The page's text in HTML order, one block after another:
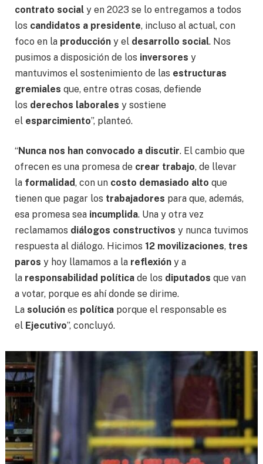
contrato social y en 2023 se lo entregamos a todos
los candidatos a presidente, incluso al actual, con
foco en la producción y el desarrollo social. Nos
pusimos a disposición de los inversores y
mantuvimos el sostenimiento de las estructuras
gremiales que, entre otras cosas, defiende
los derechos laborales y sostiene
el esparcimiento”, planteó.
“Nunca nos han convocado a discutir. El cambio que
ofrecen es una promesa de crear trabajo, de llevar
la formalidad, con un costo demasiado alto que
tienen que pagar los trabajadores para que, además,
esa promesa sea incumplida. Una y otra vez
reclamamos diálogos constructivos y nunca tuvimos
respuesta al diálogo. Hicimos 12 movilizaciones, tres
paros y hoy llamamos a la reflexión y a
la responsabilidad política de los diputados que van
a votar, porque es ahí donde se dirime.
La solución es política porque el responsable es
el Ejecutivo”, concluyó.